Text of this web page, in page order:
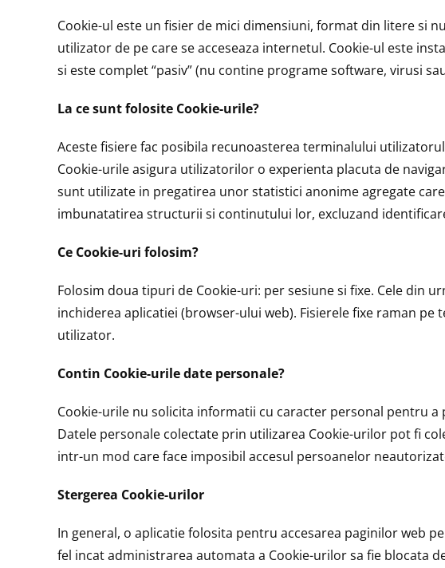
Cookie-ul este un fisier de mici dimensiuni, format din litere si
utilizator de pe care se acceseaza internetul. Cookie-ul este
si este complet “pasiv” (nu contine programe software, virusi
La ce sunt folosite Cookie-urile?
Aceste fisiere fac posibila recunoasterea terminalului
Cookie-urile asigura utilizatorilor o experienta placuta de
sunt utilizate in pregatirea unor statistici anonime agregate
imbunatatirea structurii si continutului lor, excluzand
Ce Cookie-uri folosim?
Folosim doua tipuri de Cookie-uri: per sesiune si fixe. Cele din
inchiderea aplicatiei (browser-ului web). Fisierele fixe raman
utilizator.
Contin Cookie-urile date personale?
Cookie-urile nu solicita informatii cu caracter personal pentru
Datele personale colectate prin utilizarea Cookie-urilor pot fi
intr-un mod care face imposibil accesul persoanelor
Stergerea Cookie-urilor
In general, o aplicatie folosita pentru accesarea paginilor web
fel incat administrarea automata a Cookie-urilor sa fie blocata